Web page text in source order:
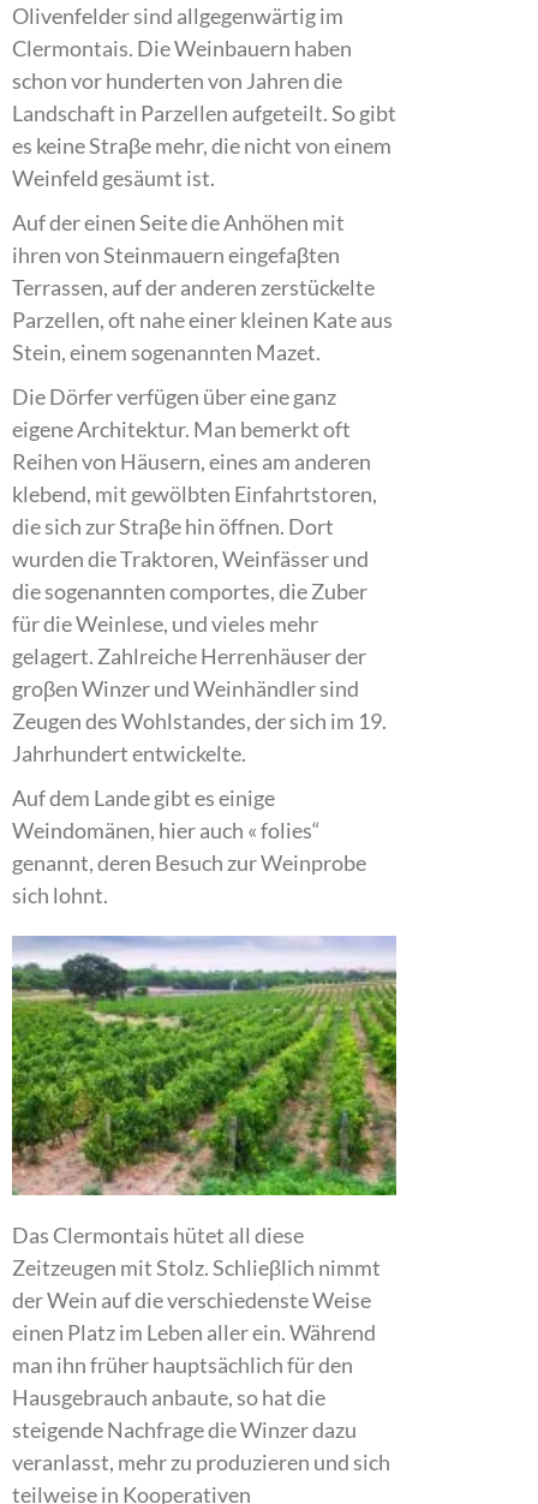
Olivenfelder sind allgegenwärtig im
Clermontais. Die Weinbauern haben
schon vor hunderten von Jahren die
Landschaft in Parzellen aufgeteilt. So gibt
es keine Straβe mehr, die nicht von einem
Weinfeld gesäumt ist.
Auf der einen Seite die Anhöhen mit
ihren von Steinmauern eingefaβten
Terrassen, auf der anderen zerstückelte
Parzellen, oft nahe einer kleinen Kate aus
Stein, einem sogenannten Mazet.
Die Dörfer verfügen über eine ganz
eigene Architektur. Man bemerkt oft
Reihen von Häusern, eines am anderen
klebend, mit gewölbten Einfahrtstoren,
die sich zur Straβe hin öffnen. Dort
wurden die Traktoren, Weinfässer und
die sogenannten comportes, die Zuber
für die Weinlese, und vieles mehr
gelagert. Zahlreiche Herrenhäuser der
groβen Winzer und Weinhändler sind
Zeugen des Wohlstandes, der sich im 19.
Jahrhundert entwickelte.
Auf dem Lande gibt es einige
Weindomänen, hier auch « folies“
genannt, deren Besuch zur Weinprobe
sich lohnt.
Das Clermontais hütet all diese
Zeitzeugen mit Stolz. Schlieβlich nimmt
der Wein auf die verschiedenste Weise
einen Platz im Leben aller ein. Während
man ihn früher hauptsächlich für den
Hausgebrauch anbaute, so hat die
steigende Nachfrage die Winzer dazu
veranlasst, mehr zu produzieren und sich
teilweise in Kooperativen